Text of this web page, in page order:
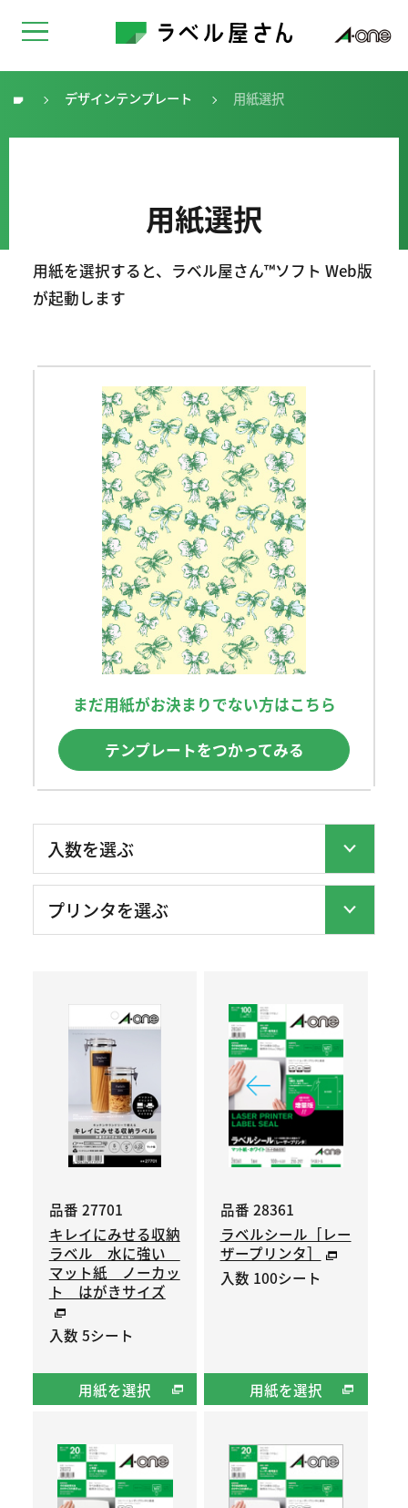
トップ デザインテンプレート 用紙選択
用紙選択
用紙を選択すると、ラベル屋さん™ソフト Web版
が起動します
まだ用紙がお決まりでない方はこちら
テンプレートをつかってみる
品番 27701
キレイにみせる収納
ラベル 水に強い
マット紙 ノーカッ
ト はがきサイズ
入数 5シート
用紙を選択
品番 28361
ラベルシール［レー
ザープリンタ］
入数 100シート
用紙を選択